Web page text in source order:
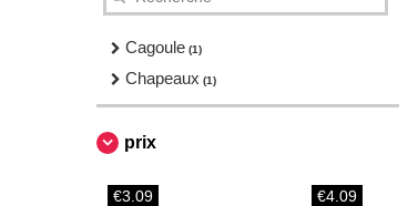
Cagoule (1)
Chapeaux (1)
prix
€3.09 €4.09